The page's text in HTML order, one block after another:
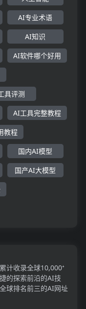
AI专业术语
AI知识
AI软件哪个好用
具评测
AI工具完整教程
教程
国内AI模型
国产AI大模型
计收录全球10,000⁺
的探索前沿的AI技
球排名前三的AI网址